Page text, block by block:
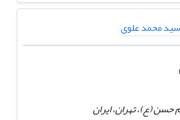
حسن (ع)، تهران، ایران